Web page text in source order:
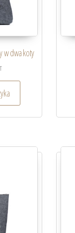
w dwa koty